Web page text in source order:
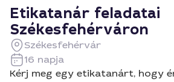
Etikatanár feladatai
Székesfehérváron
Székesfehérvár
16 napja
Kérj meg egy etikatanárt, hogy